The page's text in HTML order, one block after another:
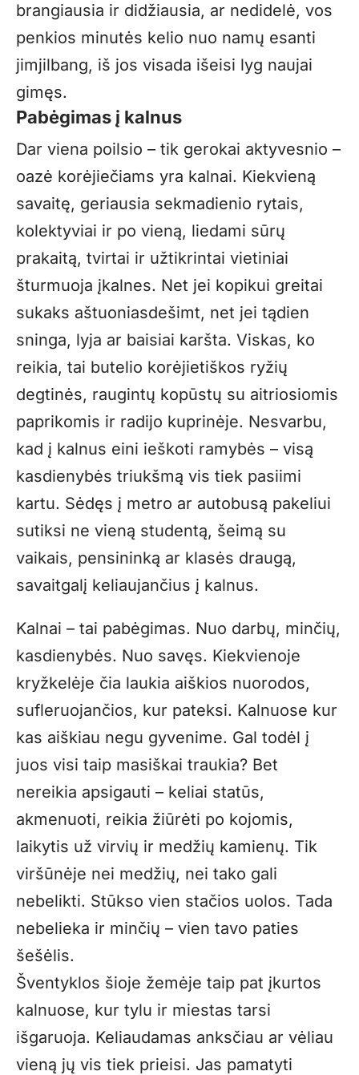
brangiausia ir didžiausia, ar nedidelė, vos
penkios minutės kelio nuo namų esanti
jimjilbang, iš jos visada išeisi lyg naujai
gimęs.
Pabėgimas į kalnus
Dar viena poilsio – tik gerokai aktyvesnio –
oazė korėjiečiams yra kalnai. Kiekvieną
savaitę, geriausia sekmadienio rytais,
kolektyviai ir po vieną, liedami sūrų
prakaitą, tvirtai ir užtikrintai vietiniai
šturmuoja įkalnes. Net jei kopikui greitai
sukaks aštuoniasdešimt, net jei tądien
sninga, lyja ar baisiai karšta. Viskas, ko
reikia, tai butelio korėjietiškos ryžių
degtinės, raugintų kopūstų su aitriosiomis
paprikomis ir radijo kuprinėje. Nesvarbu,
kad į kalnus eini ieškoti ramybės – visą
kasdienybės triukšmą vis tiek pasiimi
kartu. Sėdęs į metro ar autobusą pakeliui
sutiksi ne vieną studentą, šeimą su
vaikais, pensininką ar klasės draugą,
savaitgalį keliaujančius į kalnus.
Kalnai – tai pabėgimas. Nuo darbų, minčių,
kasdienybės. Nuo savęs. Kiekvienoje
kryžkelėje čia laukia aiškios nuorodos,
sufleruojančios, kur pateksi. Kalnuose kur
kas aiškiau negu gyvenime. Gal todėl į
juos visi taip masiškai traukia? Bet
nereikia apsigauti – keliai statūs,
akmenuoti, reikia žiūrėti po kojomis,
laikytis už virvių ir medžių kamienų. Tik
viršūnėje nei medžių, nei tako gali
nebelikti. Stūkso vien stačios uolos. Tada
nebelieka ir minčių – vien tavo paties
šešėlis.
Šventyklos šioje žemėje taip pat įkurtos
kalnuose, kur tylu ir miestas tarsi
išgaruoja. Keliaudamas anksčiau ar vėliau
vieną jų vis tiek prieisi. Jas pamatyti